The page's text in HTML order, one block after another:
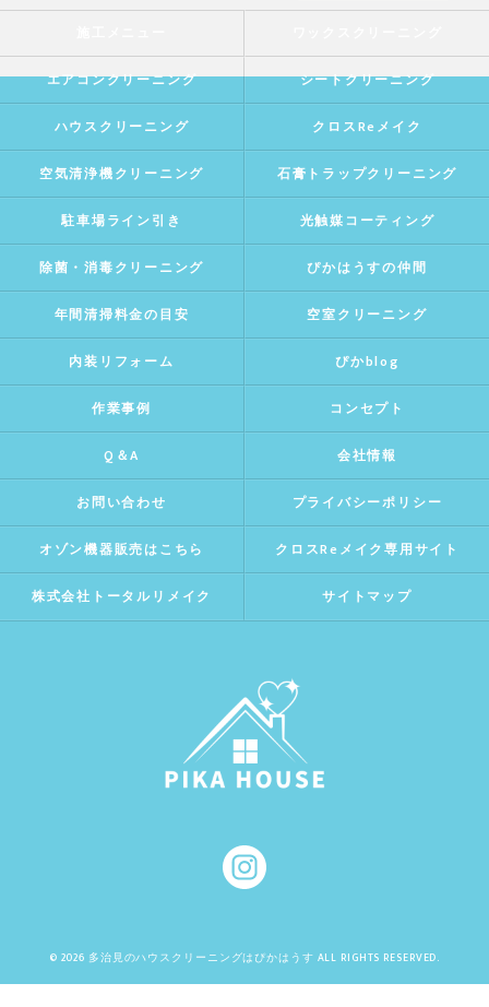
エアコンクリーニング シートクリーニング
ハウスクリーニング クロスReメイク
空気清浄機クリーニング 石膏トラップクリーニング
駐車場ライン引き 光触媒コーティング
除菌・消毒クリーニング ぴかはうすの仲間
年間清掃料金の目安 空室クリーニング
内装リフォーム ぴかblog
作業事例 コンセプト
Q＆A 会社情報
お問い合わせ プライバシーポリシー
オゾン機器販売はこちら クロスReメイク専用サイト
株式会社トータルリメイク サイトマップ
© 2026 多治見のハウスクリーニングはぴかはうす ALL RIGHTS RESERVED.